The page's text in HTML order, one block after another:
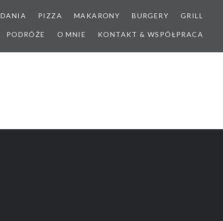
DANIA PIZZA MAKARONY BURGERY GRILL
PODRÓŻE O MNIE KONTAKT & WSPÓŁPRACA